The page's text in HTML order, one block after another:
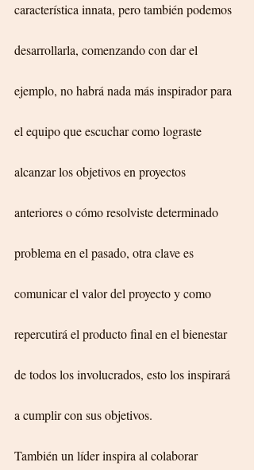
característica innata, pero también podemos
desarrollarla, comenzando con dar el
ejemplo, no habrá nada más inspirador para
el equipo que escuchar como lograste
alcanzar los objetivos en proyectos
anteriores o cómo resolviste determinado
problema en el pasado, otra clave es
comunicar el valor del proyecto y como
repercutirá el producto final en el bienestar
de todos los involucrados, esto los inspirará
a cumplir con sus objetivos.
También un líder inspira al colaborar